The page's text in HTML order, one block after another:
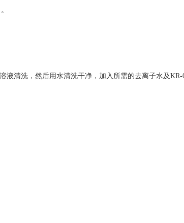
清洗，然后用水清洗干净，加入所需的去离子水及